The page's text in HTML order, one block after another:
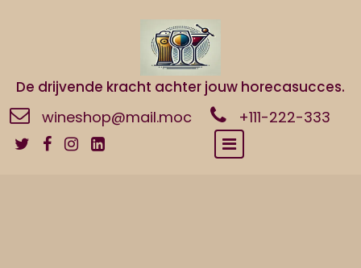
De drijvende kracht achter jouw horecasucces.
wineshop@mail.moc +111-222-333